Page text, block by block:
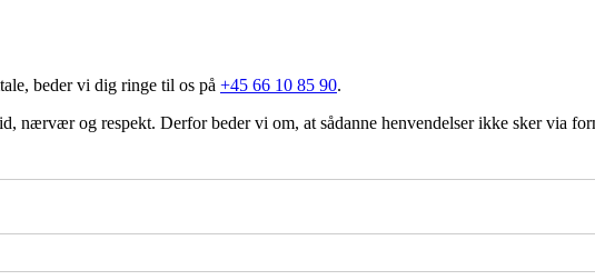
beder vi dig ringe til os på +45 66 10 85 90.
nærvær og respekt. Derfor beder vi om, at sådanne henvendelser ikke sker via